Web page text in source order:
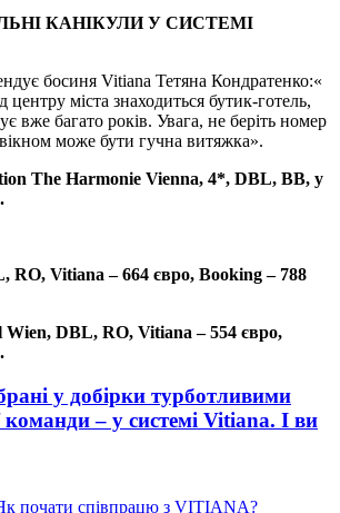
КАНІКУЛИ У СИСТЕМІ
босиня Vitiana Тетяна Кондратенко:«
центру міста знаходиться бутик-готель,
вже багато років. Увага, не беріть номер
може бути гучна витяжка».
The Harmonie Vienna, 4*, DBL, BB, у
RO, Vitiana – 664 євро, Booking – 788
Wien, DBL, RO, Vitiana – 554 євро,
у добірки турботливими
– у системі Vitiana. І ви
почати співпрацю з VITIANA?